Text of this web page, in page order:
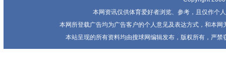
本网资讯仅供体育爱好者浏览、参考，且仅作个
本网所登载广告均为广告客户的个人意见及表达方式，和本
本站呈现的所有资料均由搜球网编辑发布，版权所有，严